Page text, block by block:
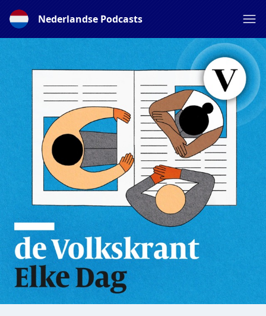
Nederlandse Podcasts